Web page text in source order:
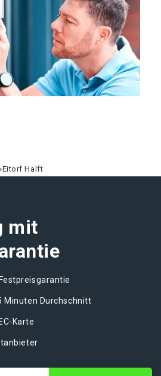
Eitorf Halft
mit
Minuten Durchschnitt
Karte